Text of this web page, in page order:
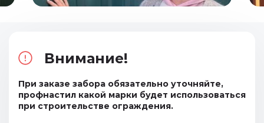
Внимание!
При заказе забора обязательно уточняйте,
профнастил какой марки будет использоваться
при строительстве ограждения.